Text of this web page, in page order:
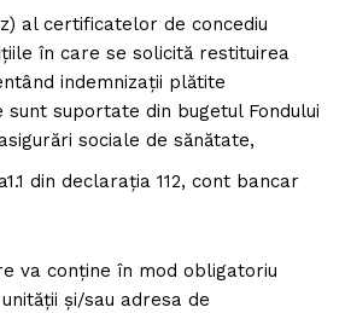
al certificatelor de concediu
în care se solicită restituirea
indemnizații plătite
sunt suportate din bugetul Fondului
sociale de sănătate,
din declarația 112, cont bancar
va conține în mod obligatoriu
și/sau adresa de